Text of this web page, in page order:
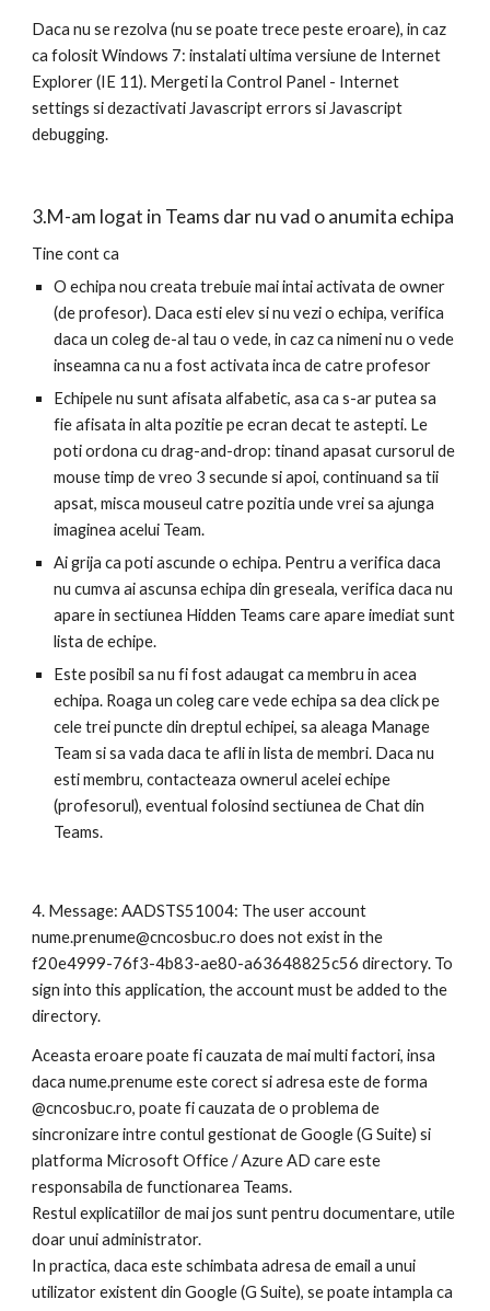
Daca nu se rezolva (nu se poate trece peste eroare), in caz
ca folosit Windows 7: instalati ultima versiune de Internet
Explorer (IE 11). Mergeti la Control Panel - Internet
settings si dezactivati Javascript errors si Javascript
debugging.
3.M-am logat in Teams dar nu vad o anumita echipa
Tine cont ca
O echipa nou creata trebuie mai intai activata de owner
(de profesor). Daca esti elev si nu vezi o echipa, verifica
daca un coleg de-al tau o vede, in caz ca nimeni nu o vede
inseamna ca nu a fost activata inca de catre profesor
Echipele nu sunt afisata alfabetic, asa ca s-ar putea sa
fie afisata in alta pozitie pe ecran decat te astepti. Le
poti ordona cu drag-and-drop: tinand apasat cursorul de
mouse timp de vreo 3 secunde si apoi, continuand sa tii
apsat, misca mouseul catre pozitia unde vrei sa ajunga
imaginea acelui Team.
Ai grija ca poti ascunde o echipa. Pentru a verifica daca
nu cumva ai ascunsa echipa din greseala, verifica daca nu
apare in sectiunea Hidden Teams care apare imediat sunt
lista de echipe.
Este posibil sa nu fi fost adaugat ca membru in acea
echipa. Roaga un coleg care vede echipa sa dea click pe
cele trei puncte din dreptul echipei, sa aleaga Manage
Team si sa vada daca te afli in lista de membri. Daca nu
esti membru, contacteaza ownerul acelei echipe
(profesorul), eventual folosind sectiunea de Chat din
Teams.
4. Message: AADSTS51004: The user account
nume.prenume@cncosbuc.ro does not exist in the
f20e4999-76f3-4b83-ae80-a63648825c56 directory. To
sign into this application, the account must be added to the
directory.
Aceasta eroare poate fi cauzata de mai multi factori, insa
daca nume.prenume este corect si adresa este de forma
@cncosbuc.ro, poate fi cauzata de o problema de
sincronizare intre contul gestionat de Google (G Suite) si
platforma Microsoft Office / Azure AD care este
responsabila de functionarea Teams.
Restul explicatiilor de mai jos sunt pentru documentare, utile
doar unui administrator.
In practica, daca este schimbata adresa de email a unui
utilizator existent din Google (G Suite), se poate intampla ca